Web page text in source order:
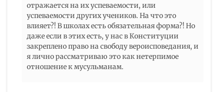
отражается на их успеваемости, или
успеваемости других учеников. На что это
влияет?! В школах есть обязательная форма?! Но
даже если в этих есть, у нас в Конституции
закреплено право на свободу вероисповедания, и
я лично рассматриваю это как нетерпимое
отношение к мусульманам.